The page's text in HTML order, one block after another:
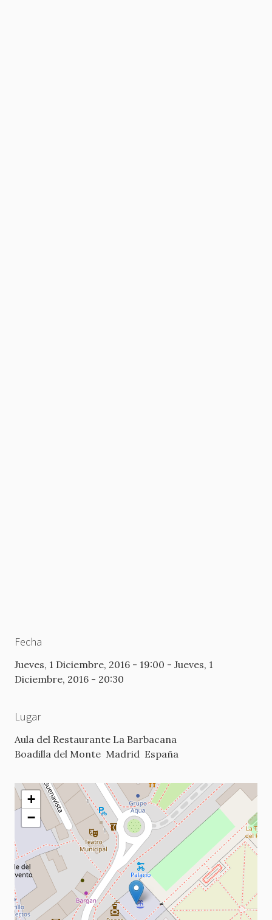
Fecha
Jueves, 1 Diciembre, 2016 - 19:00 - Jueves, 1
Diciembre, 2016 - 20:30
Lugar
Aula del Restaurante La Barbacana
Boadilla del Monte Madrid España
+
−